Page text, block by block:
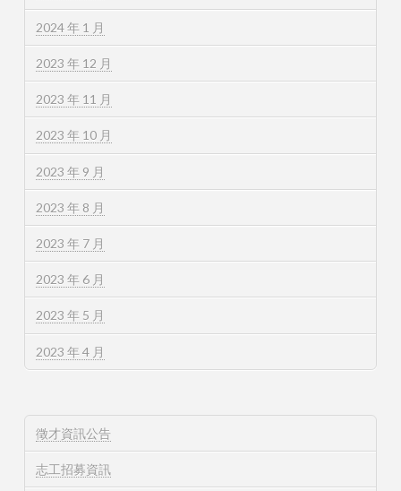
2024 年 1 月
2023 年 12 月
2023 年 11 月
2023 年 10 月
2023 年 9 月
2023 年 8 月
2023 年 7 月
2023 年 6 月
2023 年 5 月
2023 年 4 月
徵才資訊公告
志工招募資訊